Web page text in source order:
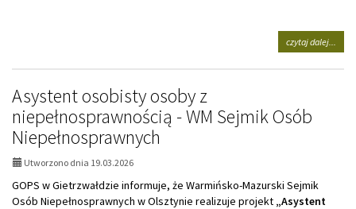
czytaj dalej...
Asystent osobisty osoby z
niepełnosprawnością - WM Sejmik Osób
Niepełnosprawnych
Utworzono dnia 19.03.2026
GOPS w Gietrzwałdzie informuje, że Warmińsko-Mazurski Sejmik
Osób Niepełnosprawnych w Olsztynie realizuje projekt „Asystent